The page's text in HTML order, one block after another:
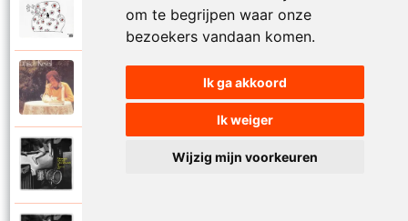
om te begrijpen waar onze
bezoekers vandaan komen.
Ik ga akkoord
Ik weiger
Wijzig mijn voorkeuren
Mijnheer de postbode
Raymond Van Het Groenewoud
Moeder
Raymond Van Het Groenewoud